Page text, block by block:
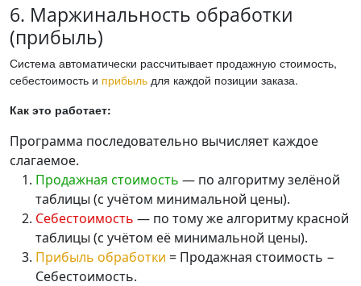
6. Маржинальность обработки
(прибыль)
Система автоматически рассчитывает продажную стоимость,
себестоимость и прибыль для каждой позиции заказа.
Как это работает:
Программа последовательно вычисляет каждое
слагаемое.
Продажная стоимость — по алгоритму зелёной
таблицы (с учётом минимальной цены).
Себестоимость — по тому же алгоритму красной
таблицы (с учётом её минимальной цены).
Прибыль обработки = Продажная стоимость −
Себестоимость.